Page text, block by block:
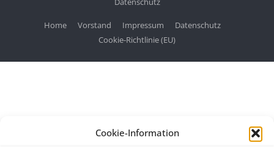
Cookie-Information
Home Vorstand Impressum
Datenschutz
Cookie-Richtlinie (EU)